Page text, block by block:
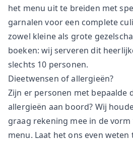
het menu uit te breiden met
garnalen voor een complete
zowel kleine als grote
boeken: wij serveren dit
slechts 10 personen.
Dieetwensen of allergieën?
Zijn er personen met bepaalde
allergieën aan boord? Wij
graag rekening mee in de
menu. Laat het ons even weten